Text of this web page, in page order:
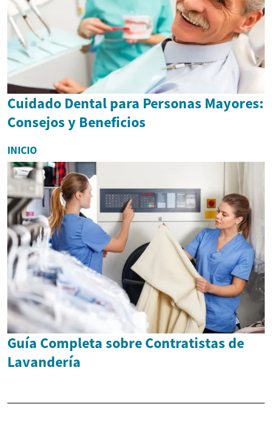
Cuidado Dental para Personas Mayores:
Consejos y Beneficios
INICIO
Guía Completa sobre Contratistas de
Lavandería